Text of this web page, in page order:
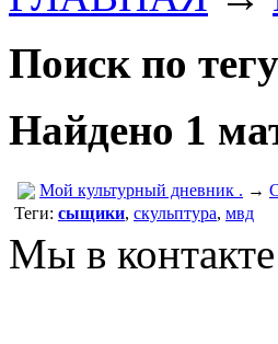
Поиск по
Найдено 1
Мой культурный дневник . →
Теги: сыщики, скульптура, мвд
Мы в контакте